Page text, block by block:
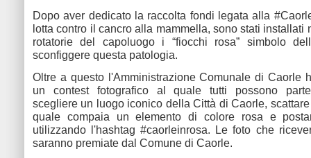
Dopo aver dedicato la raccolta fondi legata alla
lotta contro il cancro alla mammella, sono stati installati
rotatorie del capoluogo i “fiocchi rosa” simbolo
sconfiggere questa patologia.
Oltre a questo l'Amministrazione Comunale di Caorle
un contest fotografico al quale tutti possono
scegliere un luogo iconico della Città di Caorle,
quale compaia un elemento di colore rosa e
utilizzando l'hashtag #caorleinrosa. Le foto che
saranno premiate dal Comune di Caorle.